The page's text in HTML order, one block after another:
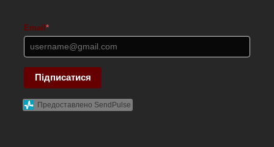
Email *
Підписатися
Предоставлено SendPulse